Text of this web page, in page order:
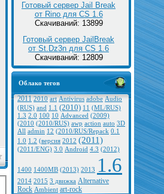
Готовый сервер Jail Break
от Rino для CS 1.6
Скачиваний: 13899
Готовый сервер JailBreak
от St.Dz3n для CS 1.6
Скачиваний: 12809
Облако тегов
2011 2010 art Antivirus adobe Audio
(RUS) and 1.1 (2010) 11 (ML/RUS)
1.3 2.0 100 10 Advanced (2009)
(2010 (2010/RUS) awp action auto 3D
All admin 12 (2010/RUS/Repack 0.1
1.0 1.2 (версия 2012 (2011)
(2011/ENG) 3.0 Android 4.3 (2012)
1400 1400MB (2013) 2013 1.6
2014 2015 3 движка Alternative
Rock Ambient art-rock